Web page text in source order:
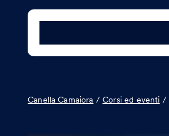
Canella Camaiora /Corsi ed eventi /